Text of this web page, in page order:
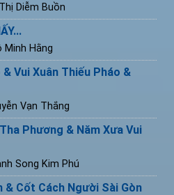
Diễm Buồn
Minh Hằng
Vui Xuân Thiếu Pháo &
Vạn Thắng
Phương & Năm Xưa Vui
Song Kim Phú
& Cốt Cách Người Sài Gòn